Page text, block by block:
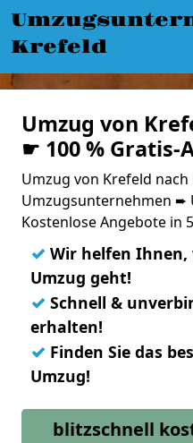
Krefeld
Umzug von
☛ 100 % Gratis-
Umzug von Krefeld nach
Umzugsunternehmen ➨
Kostenlose Angebote in
✓ Wir helfen
Umzug geht!
✓ Schnell &
erhalten!
✓ Finden Sie das
Umzug!
blitzschnell